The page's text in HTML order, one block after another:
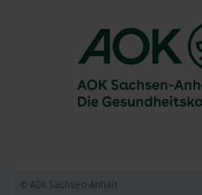
© AOK Sachsen-Anhalt